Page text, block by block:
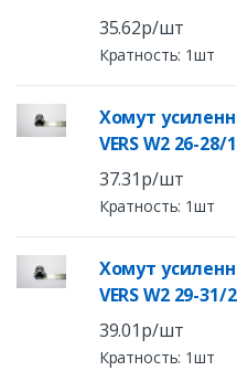
35.62р/шт
Кратность: 1шт
Хомут
VERS W2 26-28/
37.31р/шт
Кратность: 1шт
Хомут
VERS W2 29-31/
39.01р/шт
Кратность: 1шт